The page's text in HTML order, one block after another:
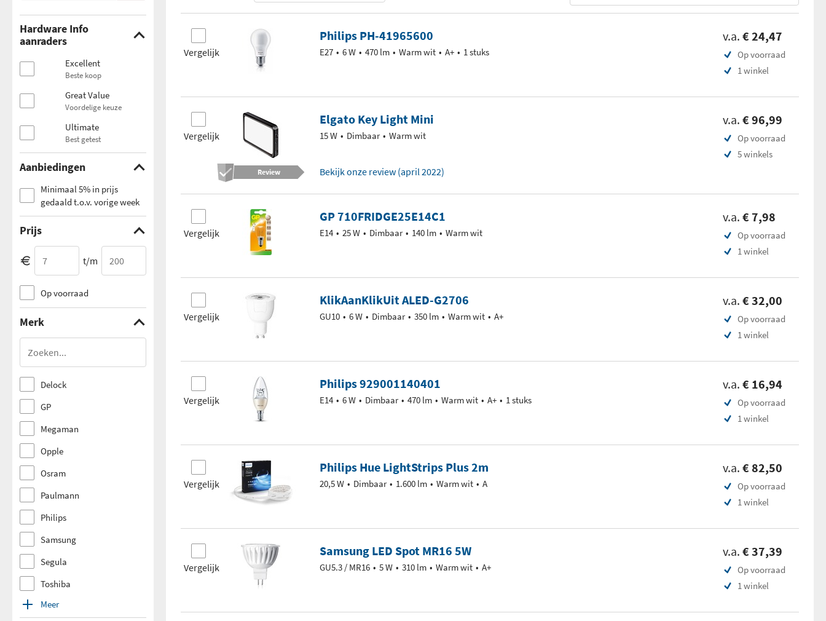
Hardware Info
aanraders
Excellent
Beste koop
Great Value
Voordelige keuze
Ultimate
Best getest
Aanbiedingen
Minimaal 5% in prijs
gedaald t.o.v. vorige week
Prijs
t/m
Op voorraad
Merk
Delock
GP
Megaman
Opple
Osram
Paulmann
Philips
Samsung
Segula
Toshiba
Meer
Vergelijk
Philips PH-41965600
E27 6 W 470 lm Warm wit A+ 1 stuks
v.a. € 24,47
Op voorraad
1 winkel
Vergelijk
Elgato Key Light Mini
15 W Dimbaar Warm wit
v.a. € 96,99
Op voorraad
5 winkels
Review Bekijk onze review (april 2022)
Vergelijk
GP 710FRIDGE25E14C1
E14 25 W Dimbaar 140 lm Warm wit
v.a. € 7,98
Op voorraad
1 winkel
Vergelijk
KlikAanKlikUit ALED-G2706
GU10 6 W Dimbaar 350 lm Warm wit A+
v.a. € 32,00
Op voorraad
1 winkel
Vergelijk
Philips 929001140401
E14 6 W Dimbaar 470 lm Warm wit A+ 1 stuks
v.a. € 16,94
Op voorraad
1 winkel
Vergelijk
Philips Hue LightStrips Plus 2m
20,5 W Dimbaar 1.600 lm Warm wit A
v.a. € 82,50
Op voorraad
1 winkel
Vergelijk
Samsung LED Spot MR16 5W
GU5.3 / MR16 5 W 310 lm Warm wit A+
v.a. € 37,39
Op voorraad
1 winkel